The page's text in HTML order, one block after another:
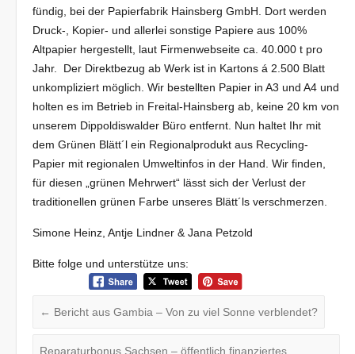
fündig, bei der Papierfabrik Hainsberg GmbH. Dort werden
Druck-, Kopier- und allerlei sonstige Papiere aus 100%
Altpapier hergestellt, laut Firmenwebseite ca. 40.000 t pro
Jahr. Der Direktbezug ab Werk ist in Kartons á 2.500 Blatt
unkompliziert möglich. Wir bestellten Papier in A3 und A4 und
holten es im Betrieb in Freital-Hainsberg ab, keine 20 km von
unserem Dippoldiswalder Büro entfernt. Nun haltet Ihr mit
dem Grünen Blätt´l ein Regionalprodukt aus Recycling-
Papier mit regionalen Umweltinfos in der Hand. Wir finden,
für diesen „grünen Mehrwert“ lässt sich der Verlust der
traditionellen grünen Farbe unseres Blätt´ls verschmerzen.
Simone Heinz, Antje Lindner & Jana Petzold
Bitte folge und unterstütze uns:
← Bericht aus Gambia – Von zu viel Sonne verblendet?
Reparaturbonus Sachsen – öffentlich finanziertes